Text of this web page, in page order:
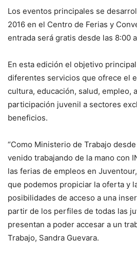
Los eventos principales se
2016 en el Centro de Ferias y
entrada será gratis desde las 8:00
En esta edición el objetivo
diferentes servicios que ofrece el
cultura, educación, salud, empleo,
participación juvenil a sectores
beneficios.
“Como Ministerio de Trabajo
venido trabajando de la mano con
las ferias de empleos en
que podemos propiciar la oferta y
posibilidades de acceso a una
partir de los perfiles de todas las
presentan a poder accesar a un
Trabajo, Sandra Guevara.